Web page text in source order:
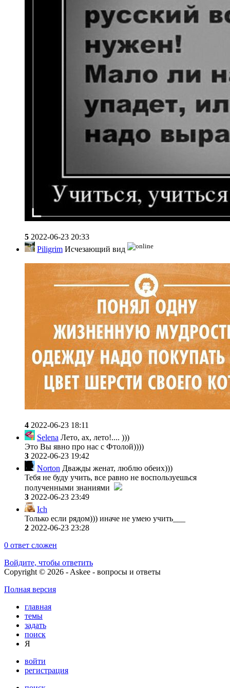
5 2022-06-23 20:33
Piligrim Исчезающий вид
4 2022-06-23 18:11
Selena Лето, ах, лето!.... )))
Это Вы явно про нас с Фтолой))))
3 2022-06-23 19:42
Norton Дважды женат, люблю обеих)))
Тебя не буду учить, все равно не воспользуешься
полученными знаниями
3 2022-06-23 23:49
Ich
Только если рядом))) иначе не умею учить___
2 2022-06-23 23:28
0 ответ сложен
Войдите, чтобы ответить
Copyright © 2026 - Askee - вопросы и ответы
Полная версия
главная
темы
задать
поиск
Я
войти
регистрация